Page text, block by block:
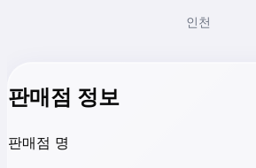
인천
판매점 정보
판매점 명